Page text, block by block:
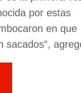
por estas
en que
sacados”,